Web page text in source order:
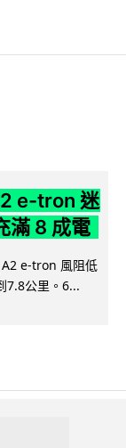
e-tron 迷
滿 8 成電
e-tron 風阻低
7.8公里。6...